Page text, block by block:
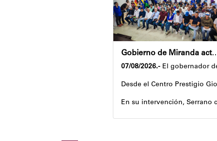
Gobierno de Miranda activa plan de
07/08/2026.- El gobernador
Desde el Centro Prestigio
En su intervención, Serrano
Igualmente, explicó que el